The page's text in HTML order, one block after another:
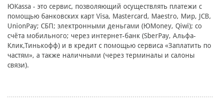
ЮKassa - это сервис, позволяющий осуществлять платежи с
помощью банковских карт Visa, Mastercard, Maestro, Мир, JCB,
UnionPay; СБП; электронными деньгами (ЮMoney, Qiwi); со
счёта мобильного; через интернет-банк (SberPay, Альфа-
Клик,Тинькофф) и в кредит с помощью сервиса «Заплатить по
частям», а также наличными (через терминалы и салоны
связи).